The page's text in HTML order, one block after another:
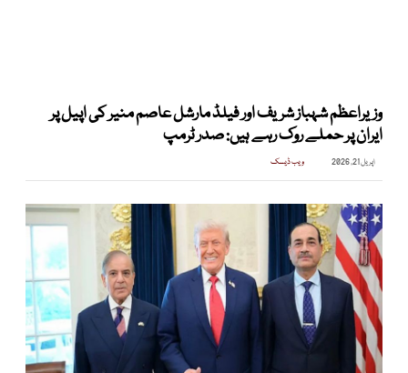
وزیراعظم شہباز شریف اور فیلڈ مارشل عاصم منیر کی اپیل پر
ایران پر حملے روک رہے ہیں: صدر ٹرمپ
اپریل 21, 2026 ویب ڈیسک